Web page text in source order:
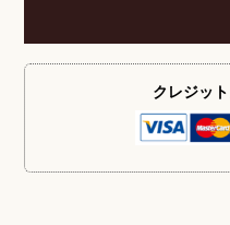
クレジッ